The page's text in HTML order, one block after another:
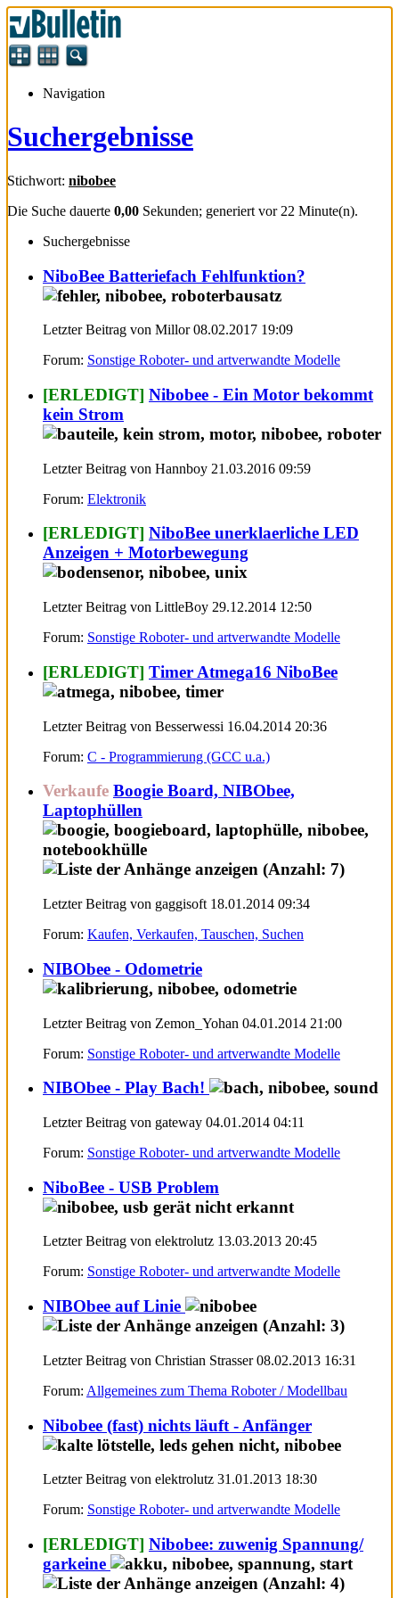
Navigation
Suchergebnisse
Stichwort: nibobee
Die Suche dauerte 0,00 Sekunden; generiert vor 22 Minute(n).
Suchergebnisse
NiboBee Batteriefach Fehlfunktion?
Letzter Beitrag von Millor 08.02.2017 19:09
Forum: Sonstige Roboter- und artverwandte Modelle
[ERLEDIGT] Nibobee - Ein Motor bekommt
kein Strom
Letzter Beitrag von Hannboy 21.03.2016 09:59
Forum: Elektronik
[ERLEDIGT] NiboBee unerklaerliche LED
Anzeigen + Motorbewegung
Letzter Beitrag von LittleBoy 29.12.2014 12:50
Forum: Sonstige Roboter- und artverwandte Modelle
[ERLEDIGT] Timer Atmega16 NiboBee
Letzter Beitrag von Besserwessi 16.04.2014 20:36
Forum: C - Programmierung (GCC u.a.)
Verkaufe Boogie Board, NIBObee,
Laptophüllen
Letzter Beitrag von gaggisoft 18.01.2014 09:34
Forum: Kaufen, Verkaufen, Tauschen, Suchen
NIBObee - Odometrie
Letzter Beitrag von Zemon_Yohan 04.01.2014 21:00
Forum: Sonstige Roboter- und artverwandte Modelle
NIBObee - Play Bach!
Letzter Beitrag von gateway 04.01.2014 04:11
Forum: Sonstige Roboter- und artverwandte Modelle
NiboBee - USB Problem
Letzter Beitrag von elektrolutz 13.03.2013 20:45
Forum: Sonstige Roboter- und artverwandte Modelle
NIBObee auf Linie
Letzter Beitrag von Christian Strasser 08.02.2013 16:31
Forum: Allgemeines zum Thema Roboter / Modellbau
Nibobee (fast) nichts läuft - Anfänger
Letzter Beitrag von elektrolutz 31.01.2013 18:30
Forum: Sonstige Roboter- und artverwandte Modelle
[ERLEDIGT] Nibobee: zuwenig Spannung/
garkeine